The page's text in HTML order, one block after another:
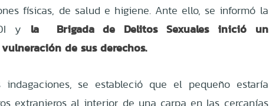
físicas, de salud e higiene. Ante ello, se informó la
y la Brigada de Delitos Sexuales inició un
de sus derechos.
se estableció que el pequeño estaría
extranjeros al interior de una carpa en las cercanías